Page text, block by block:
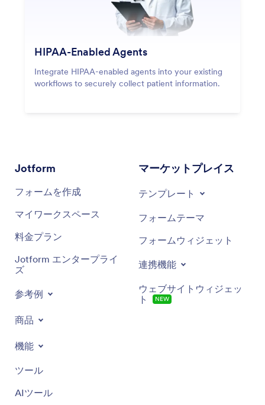
HIPAA-Enabled Agents
Integrate HIPAA-enabled agents into your existing
workflows to securely collect patient information.
Jotform
フォームを作成
マイワークスペース
料金プラン
Jotform エンタープライ
ズ
参考例
商品
機能
ツール
AIツール
マーケットプレイス
テンプレート
フォームテーマ
フォームウィジェット
連携機能
ウェブサイトウィジェッ
ト
NEW